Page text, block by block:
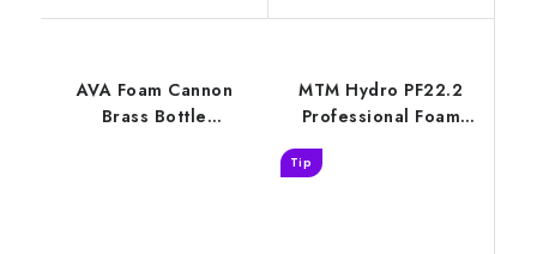
AVA Foam Cannon
Brass Bottle
MTM Hydro PF22.2
Professional Foam
Tip